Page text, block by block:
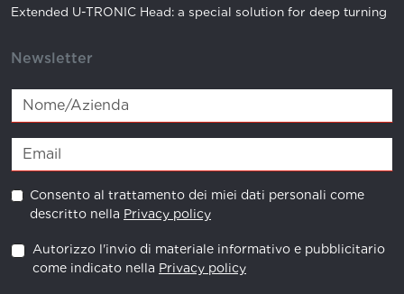
Extended U-TRONIC Head: a special solution for deep turning
Newsletter
Consento al trattamento dei miei dati personali come
descritto nella Privacy policy
Autorizzo l'invio di materiale informativo e pubblicitario
come indicato nella Privacy policy